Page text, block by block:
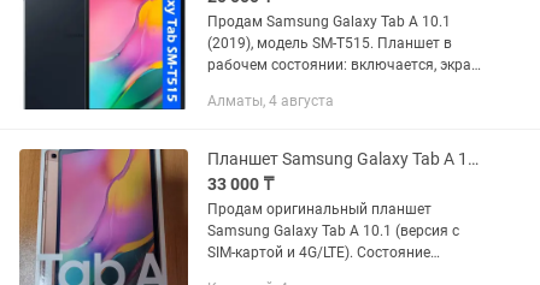
Продам Samsung Galaxy Tab A 10.1
(2019), модель SM-T515. Планшет в
рабочем состоянии: включается, экран
без трещин. Есть небольшая вмятина
Алматы, 4 августа
Планшет Samsung Galaxy Tab A 10.1 LTE (SM-T515) 32GB
33 000 ₸
Продам оригинальный планшет
Samsung Galaxy Tab A 10.1 (версия с
SIM-картой и 4G/LTE). Состояние